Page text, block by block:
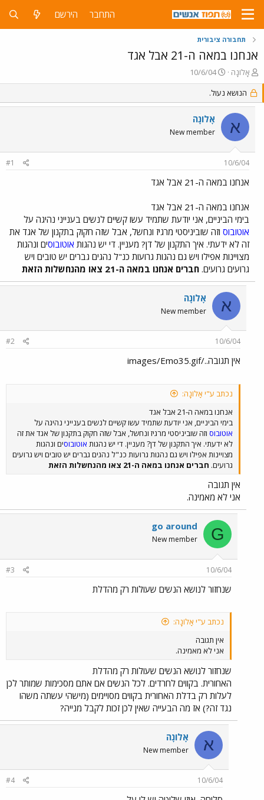
התחבר הירשם
תחבורה ציבורית
אנחנו במאה ה-21 אבל אגד
פ
ו
ת
ח
נ
אָלוֹנָה
פ
ו
ר
ס
ם
ב
ת
ך
10/6/04
הנושא נעול.
א אָלוֹנָה
New member
10/6/04
#1
אנחנו במאה ה-21 אבל אגד
אנחנו במאה ה-21 אבל אגד
בימי הביניים, אני יודעת שתמיד עשו קשיים לנשים בענייני נהיגה על
אוטובוס וזה שוביניסטי מרגיז ונחשל, אבל שזה חקוק בתקנון של אגד את
זה לא ידעתי. איך התקנון של דן? מעניין. די יש נהגות אוטובוסים ונהגות
מצויינות אפילו ויש גם נהגות גרועות כנ"ל נהגים גברים יש טובים ויש
גרועים גרועים. חברים אנחנו במאה ה-21 צאו מהנחשלות הזאת
א אָלוֹנָה
New member
10/6/04
#2
אין תגובה../images/Emo35.gif
נכתב ע"י אָלוֹנָה:
אנחנו במאה ה-21 אבל אגד
בימי הביניים, אני יודעת שתמיד עשו קשיים לנשים בענייני נהיגה על
אוטובוס וזה שוביניסטי מרגיז ונחשל, אבל שזה חקוק בתקנון של אגד את זה
לא ידעתי. איך התקנון של דן? מעניין. די יש נהגות אוטובוסים ונהגות
מצויינות אפילו ויש גם נהגות גרועות כנ"ל נהגים גברים יש טובים ויש גרועים
גרועים. חברים אנחנו במאה ה-21 צאו מהנחשלות הזאת
אין תגובה
אני לא מאמינה.
G
go around
New member
10/6/04
#3
שנחזור לנושא הנשים שעולות רק מהדלת
נכתב ע"י אָלוֹנָה:
אין תגובה
אני לא מאמינה.
שנחזור לנושא הנשים שעולות רק מהדלת
האחורית. בקווים לחרדים. לכל הנשים אם אתם מסכימות שמותר לכן
לעלות רק בדלת האחורית בקווים מסויימים (מישהי עשתה משהו
נגד זה?) אז מה הבעייה שאין לכן זכות לקבל מנייה?
א אָלוֹנָה
New member
10/6/04
#4